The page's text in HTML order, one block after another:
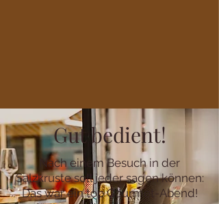
Gut bedient!
Nach einem Besuch in der
Salzkruste soll jeder sagen können:
Das war ein top Gourmet-Abend!